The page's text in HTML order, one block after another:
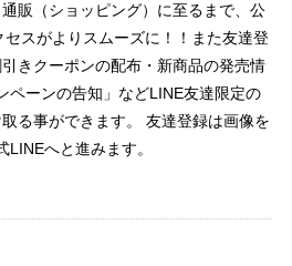
販（ショッピング）に至るまで、公
スがよりスムーズに！！また友達登
きクーポンの配布・新商品の発売情
ペーンの告知」などLINE友達限定の
る事ができます。 友達登録は画像を
へと進みます。